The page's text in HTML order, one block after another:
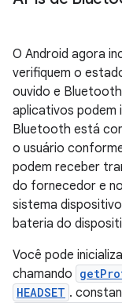
O Android agora
verifiquem o
ouvido e
aplicativos podem
Bluetooth está
o usuário
podem receber
do fornecedor e
sistema
bateria do
Você pode
chamando
HEADSET .